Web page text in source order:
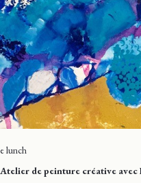
e lunch
Atelier de peinture créative avec